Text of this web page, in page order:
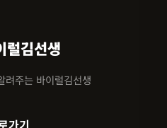
럴김선생
려주는 바이럴김선생
가기